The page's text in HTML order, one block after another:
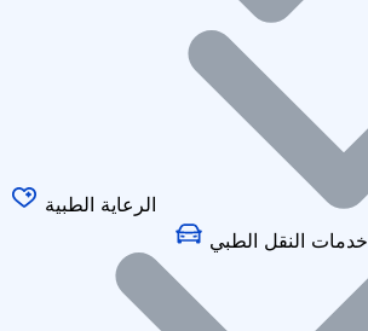
الرعاية الطبية
خدمات النقل الطبي